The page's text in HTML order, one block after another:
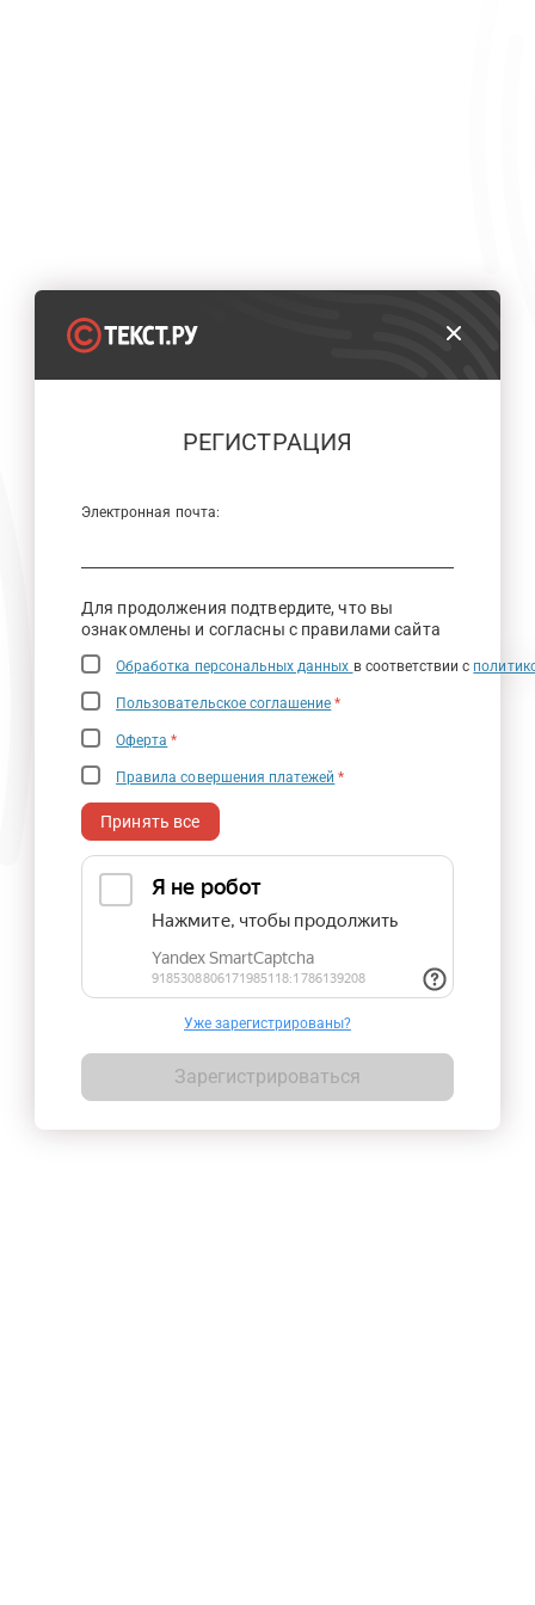
РЕГИСТРАЦИЯ
Электронная почта:
Для продолжения подтвердите, что вы
ознакомлены и согласны с правилами сайта
Обработка персональных данных в соответствии с
Пользовательское соглашение *
Оферта *
Правила совершения платежей *
Принять все
Уже зарегистрированы?
Зарегистрироваться